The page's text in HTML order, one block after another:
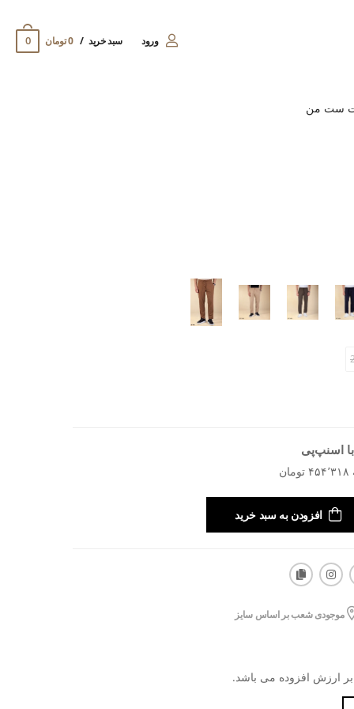
ورود سبد خرید 0 تومان 0
ست من
اسنپ‌پی
افزودن به سبد خرید
موجودی شعب بر اساس سایز